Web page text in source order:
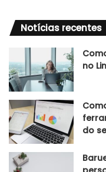
Notícias recentes
no
do